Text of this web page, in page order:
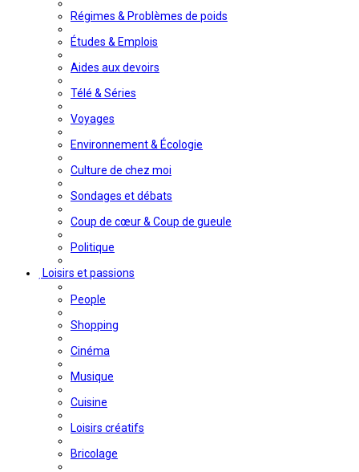
Régimes & Problèmes de poids
Études & Emplois
Aides aux devoirs
Télé & Séries
Voyages
Environnement & Écologie
Culture de chez moi
Sondages et débats
Coup de cœur & Coup de gueule
Politique
Loisirs et passions
People
Shopping
Cinéma
Musique
Cuisine
Loisirs créatifs
Bricolage